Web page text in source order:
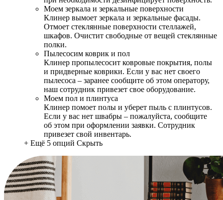
Моем зеркала и зеркальные поверхности
Клинер вымоет зеркала и зеркальные фасады.
Отмоет стеклянные поверхности стеллажей,
шкафов. Очистит свободные от вещей стеклянные
полки.
Пылесосим коврик и пол
Клинер пропылесосит ковровые покрытия, полы
и придверные коврики. Если у вас нет своего
пылесоса – заранее сообщите об этом оператору,
наш сотрудник привезет свое оборудование.
Моем пол и плинтуса
Клинер помоет полы и уберет пыль с плинтусов.
Если у вас нет швабры – пожалуйста, сообщите
об этом при оформлении заявки. Сотрудник
привезет свой инвентарь.
+ Ещё 5 опций Скрыть